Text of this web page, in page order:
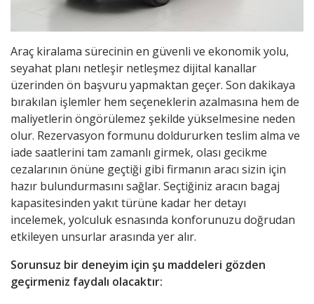
Araç kiralama sürecinin en güvenli ve ekonomik yolu,
seyahat planı netleşir netleşmez dijital kanallar
üzerinden ön başvuru yapmaktan geçer. Son dakikaya
bırakılan işlemler hem seçeneklerin azalmasına hem de
maliyetlerin öngörülemez şekilde yükselmesine neden
olur. Rezervasyon formunu doldururken teslim alma ve
iade saatlerini tam zamanlı girmek, olası gecikme
cezalarının önüne geçtiği gibi firmanın aracı sizin için
hazır bulundurmasını sağlar. Seçtiğiniz aracın bagaj
kapasitesinden yakıt türüne kadar her detayı
incelemek, yolculuk esnasında konforunuzu doğrudan
etkileyen unsurlar arasında yer alır.
Sorunsuz bir deneyim için şu maddeleri gözden
geçirmeniz faydalı olacaktır: